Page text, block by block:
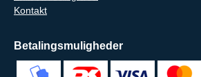
Kontakt
Betalingsmuligheder